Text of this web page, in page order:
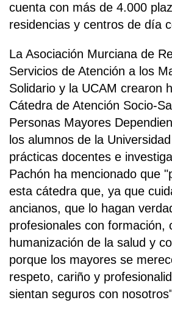
cuenta con más de 4.000
residencias y centros de día
La Asociación Murciana de
Servicios de Atención a los
Solidario y la UCAM crearon
Cátedra de Atención Socio-
Personas Mayores
los alumnos de la
prácticas docentes e
Pachón ha mencionado que
esta cátedra que, ya que
ancianos, que lo hagan
profesionales con formación,
humanización de la salud y
porque los mayores se
respeto, cariño y
sientan seguros con